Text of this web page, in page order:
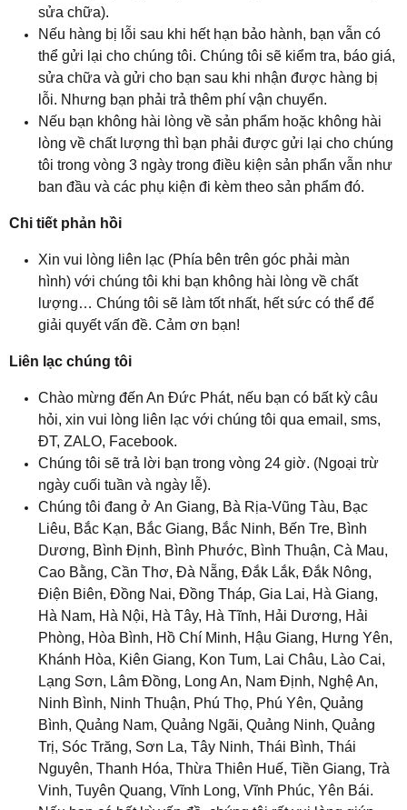
sửa chữa).
Nếu hàng bị lỗi sau khi hết hạn bảo hành, bạn vẫn có
thể gửi lại cho chúng tôi. Chúng tôi sẽ kiểm tra, báo giá,
sửa chữa và gửi cho bạn sau khi nhận được hàng bị
lỗi. Nhưng bạn phải trả thêm phí vận chuyển.
Nếu bạn không hài lòng về sản phẩm hoặc không hài
lòng về chất lượng thì bạn phải được gửi lại cho chúng
tôi trong vòng 3 ngày trong điều kiện sản phẩn vẫn như
ban đầu và các phụ kiện đi kèm theo sản phẩm đó.
Chi tiết phản hồi
Xin vui lòng liên lạc (Phía bên trên góc phải màn
hình) với chúng tôi khi bạn không hài lòng về chất
lượng… Chúng tôi sẽ làm tốt nhất, hết sức có thể để
giải quyết vấn đề. Cảm ơn bạn!
Liên lạc chúng tôi
Chào mừng đến An Đức Phát, nếu bạn có bất kỳ câu
hỏi, xin vui lòng liên lạc với chúng tôi qua email, sms,
ĐT, ZALO, Facebook.
Chúng tôi sẽ trả lời bạn trong vòng 24 giờ. (Ngoại trừ
ngày cuối tuần và ngày lễ).
Chúng tôi đang ở An Giang, Bà Rịa-Vũng Tàu, Bạc
Liêu, Bắc Kạn, Bắc Giang, Bắc Ninh, Bến Tre, Bình
Dương, Bình Định, Bình Phước, Bình Thuận, Cà Mau,
Cao Bằng, Cần Thơ, Đà Nẵng, Đắk Lắk, Đắk Nông,
Điện Biên, Đồng Nai, Đồng Tháp, Gia Lai, Hà Giang,
Hà Nam, Hà Nội, Hà Tây, Hà Tĩnh, Hải Dương, Hải
Phòng, Hòa Bình, Hồ Chí Minh, Hậu Giang, Hưng Yên,
Khánh Hòa, Kiên Giang, Kon Tum, Lai Châu, Lào Cai,
Lạng Sơn, Lâm Đồng, Long An, Nam Định, Nghệ An,
Ninh Bình, Ninh Thuận, Phú Thọ, Phú Yên, Quảng
Bình, Quảng Nam, Quảng Ngãi, Quảng Ninh, Quảng
Trị, Sóc Trăng, Sơn La, Tây Ninh, Thái Bình, Thái
Nguyên, Thanh Hóa, Thừa Thiên Huế, Tiền Giang, Trà
Vinh, Tuyên Quang, Vĩnh Long, Vĩnh Phúc, Yên Bái.